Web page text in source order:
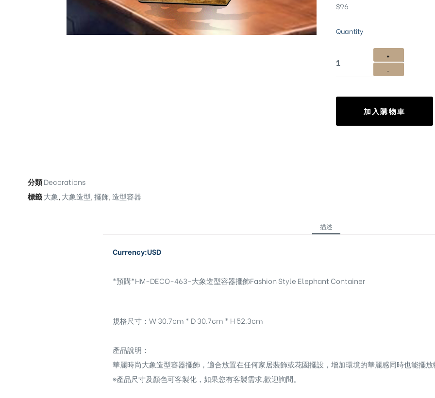
$96
Quantity
加入購物車
分類Decorations
標籤大象, 大象造型,擺飾,造型容器
描述
Currency:USD
*預購*HM-DECO-463-大象造型容器擺飾Fashion Style Elephant Container
規格尺寸：W 30.7cm * D 30.7cm * H 52.3cm
產品說明：
華麗時尚大象造型容器擺飾， 適合放置在任何家居裝飾或花園擺設，增加環境的華麗感同時也能擺放
※產品尺寸及顏色可客製化，如果您有客製需求,歡迎詢問。